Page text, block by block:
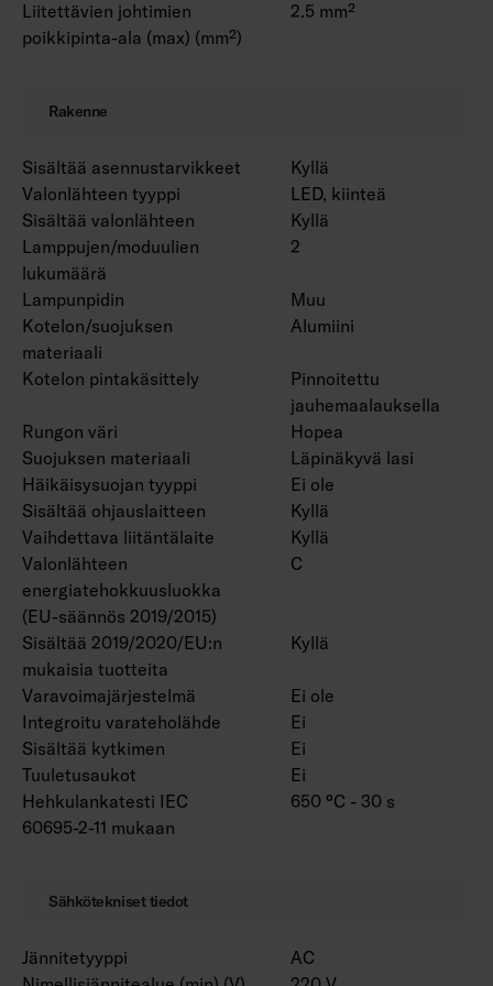
Liitettävien johtimien
poikkipinta-ala (max) (mm²)
2.5 mm²
Rakenne
Sisältää asennustarvikkeet
Kyllä
Valonlähteen tyyppi
LED, kiinteä
Sisältää valonlähteen
Kyllä
Lamppujen/moduulien
lukumäärä
2
Lampunpidin
Muu
Kotelon/suojuksen
materiaali
Alumiini
Kotelon pintakäsittely
Pinnoitettu
jauhemaalauksella
Rungon väri
Hopea
Suojuksen materiaali
Läpinäkyvä lasi
Häikäisysuojan tyyppi
Ei ole
Sisältää ohjauslaitteen
Kyllä
Vaihdettava liitäntälaite
Kyllä
Valonlähteen
energiatehokkuusluokka
(EU-säännös 2019/2015)
C
Sisältää 2019/2020/EU:n
mukaisia tuotteita
Kyllä
Varavoimajärjestelmä
Ei ole
Integroitu varateholähde
Ei
Sisältää kytkimen
Ei
Tuuletusaukot
Ei
Hehkulankatesti IEC
60695-2-11 mukaan
650 °C - 30 s
Sähkötekniset tiedot
Jännitetyyppi
AC